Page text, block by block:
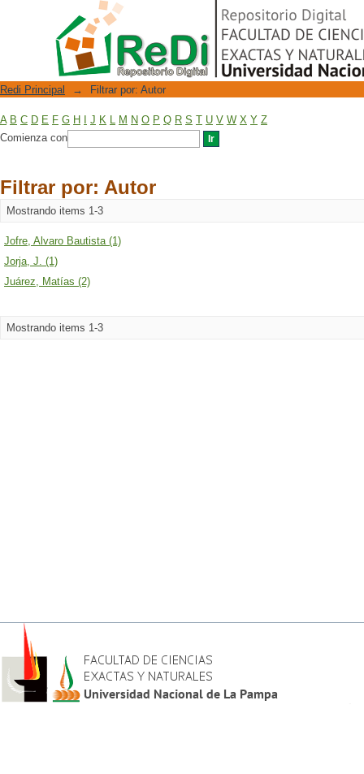
Filtrar por: Autor
Repositorio Digital
Redi Principal → Filtrar por: Autor
A B C D E F G H J K L M N O P Q R S T U V W X Y Z
Comienza con
Filtrar por: Autor
Mostrando items 1-3
Jofre, Alvaro Bautista (1)
Jorja, J. (1)
Juárez, Matías (2)
Mostrando items 1-3